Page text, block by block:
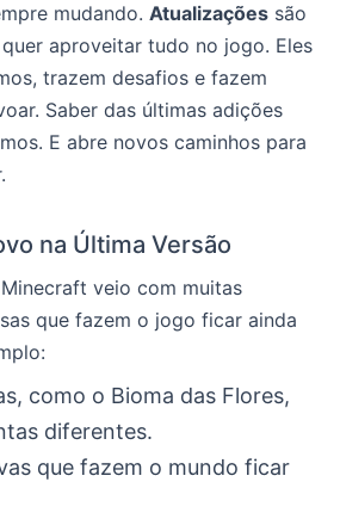
mudando. Atualizações são
aproveitar tudo no jogo. Eles
trazem desafios e fazem
Saber das últimas adições
E abre novos caminhos para
na Última Versão
veio com muitas
que fazem o jogo ficar ainda
como o Bioma das Flores,
diferentes.
que fazem o mundo ficar